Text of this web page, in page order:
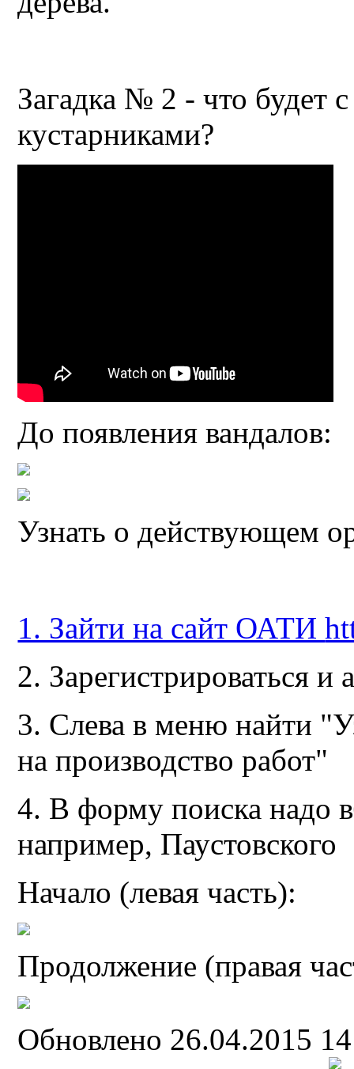
Загадка № 2 - что будет
кустарниками?
До появления вандалов:
Узнать о действующем
1. Зайти на сайт ОАТИ
2. Зарегистрироваться и
3. Слева в меню найти
на производство работ"
4. В форму поиска
например, Паустовского
Начало (левая часть):
Продолжение (правая
Обновлено 26.04.2015